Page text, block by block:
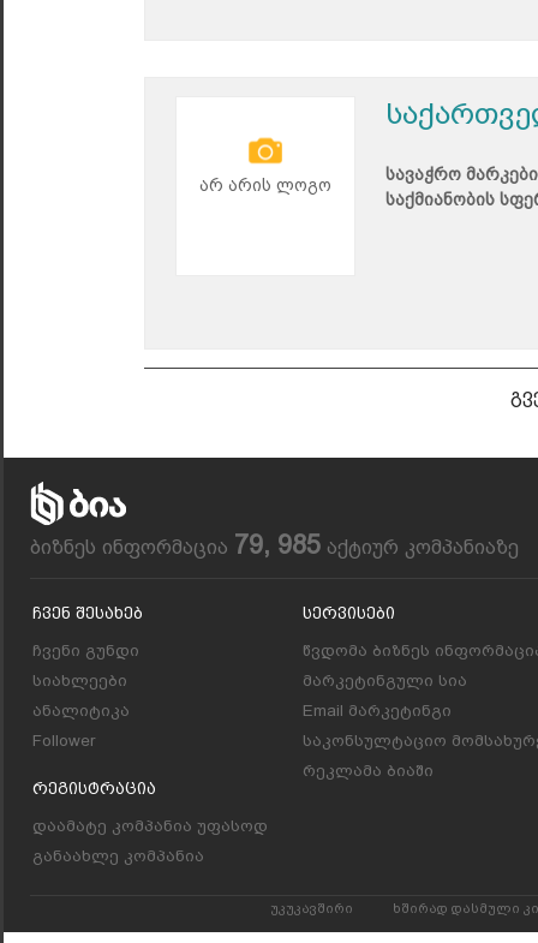
არ არის ლოგო
სავაჭრო
საქმიანობის
ბიზნეს ინფორმაცია 79, 985 აქტიურ კომპანიაზე
Ჩვენ Შესახებ
ჩვენი გუნდი
სიახლეები
ანალიტიკა
Follower
Რეგისტრაცია
დაამატე კომპანია უფასოდ
განაახლე კომპანია
Სერვისები
წვდომა ბიზნეს
მარკეტინგული სია
Email მარკეტინგი
საკონსულტაციო
რეკლამა ბიაში
უკუკავშირი ხშირად დასმული